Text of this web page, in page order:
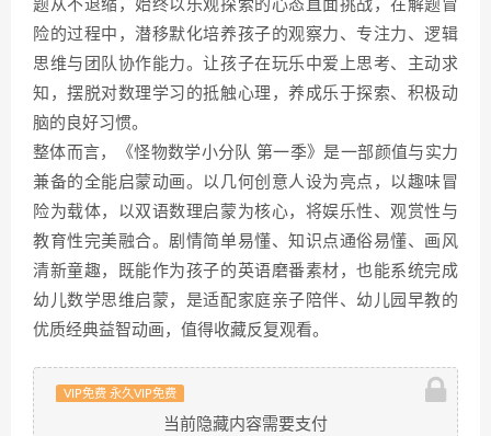
题从不退缩，始终以乐观探索的心态直面挑战，在解题冒
险的过程中，潜移默化培养孩子的观察力、专注力、逻辑
思维与团队协作能力。让孩子在玩乐中爱上思考、主动求
知，摆脱对数理学习的抵触心理，养成乐于探索、积极动
脑的良好习惯。
整体而言，《怪物数学小分队 第一季》是一部颜值与实力
兼备的全能启蒙动画。以几何创意人设为亮点，以趣味冒
险为载体，以双语数理启蒙为核心，将娱乐性、观赏性与
教育性完美融合。剧情简单易懂、知识点通俗易懂、画风
清新童趣，既能作为孩子的英语磨番素材，也能系统完成
幼儿数学思维启蒙，是适配家庭亲子陪伴、幼儿园早教的
优质经典益智动画，值得收藏反复观看。
VIP免费 永久VIP免费
当前隐藏内容需要支付